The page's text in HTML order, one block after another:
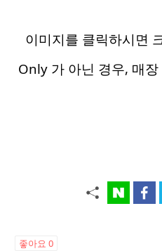
이미지를 클릭하시면
Only 가 아닌 경우, 매
좋아요 0